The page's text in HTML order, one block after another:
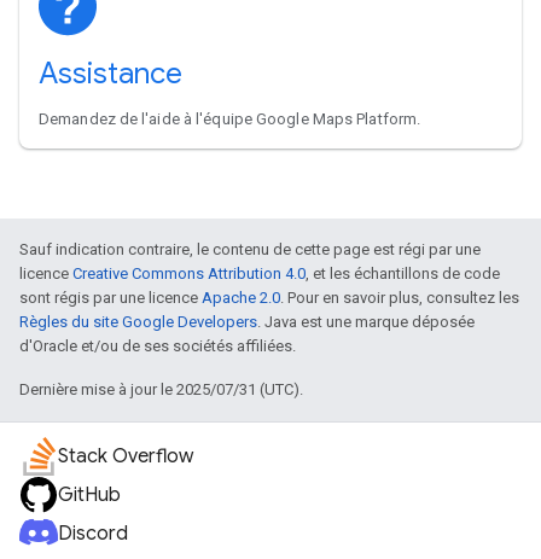
Assistance
Demandez de l'aide à l'équipe Google Maps Platform.
Sauf indication contraire, le contenu de cette page est régi par une
licence Creative Commons Attribution 4.0, et les échantillons de code
sont régis par une licence Apache 2.0. Pour en savoir plus, consultez les
Règles du site Google Developers. Java est une marque déposée
d'Oracle et/ou de ses sociétés affiliées.
Dernière mise à jour le 2025/07/31 (UTC).
Stack Overflow
GitHub
Discord